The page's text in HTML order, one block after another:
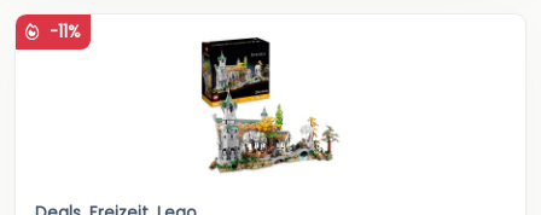
-11%